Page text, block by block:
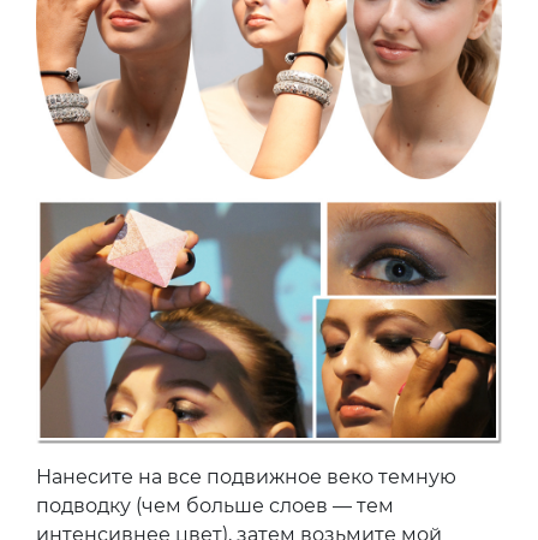
Нанесите на все подвижное веко темную
подводку (чем больше слоев — тем
интенсивнее цвет), затем возьмите мой